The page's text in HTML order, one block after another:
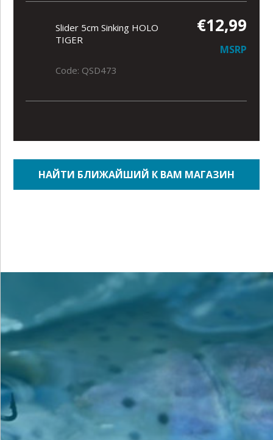
Slider 5cm Sinking HOLO
TIGER
€12,99
MSRP
Code: QSD473
НАЙТИ БЛИЖАЙШИЙ К ВАМ МАГАЗИН